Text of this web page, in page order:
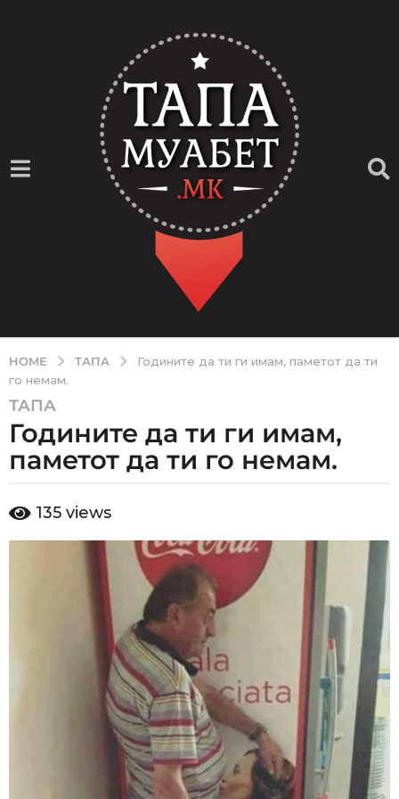
HOME ТАПА
Годините да ти ги имам, паметот да ти
го немам.
8
y
a
s
ТАПА
Годините да ти ги имам,
паметот да ти го немам.
y
a
135 views